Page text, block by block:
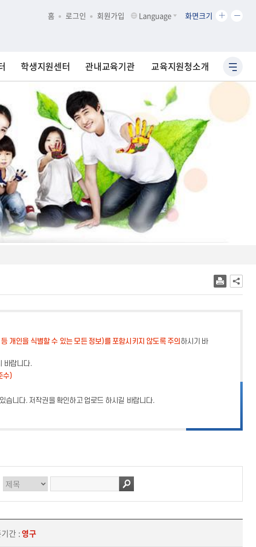
홈 로그인 회원가입 Language 화면크기
화
확
화
학생지원센터 관내교육기관 교육지원청소개
사
이
로
개인을 식별할 수 있는 모든 정보)를 포함시키지 않도록 주의 하시기 바
바랍니다.
수)
습니다. 저작권을 확인하고 업로드 하시길 바랍니다.
간 :영구